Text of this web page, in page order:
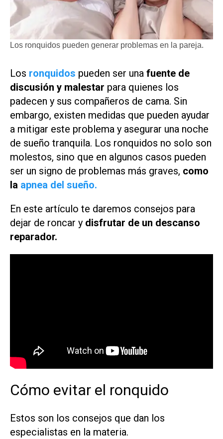
Los ronquidos pueden generar problemas en la pareja.
Los ronquidos pueden ser una fuente de
discusión y malestar para quienes los
padecen y sus compañeros de cama. Sin
embargo, existen medidas que pueden ayudar
a mitigar este problema y asegurar una noche
de sueño tranquila. Los ronquidos no solo son
molestos, sino que en algunos casos pueden
ser un signo de problemas más graves, como
la apnea del sueño.
En este artículo te daremos consejos para
dejar de roncar y disfrutar de un descanso
reparador.
Cómo evitar el ronquido
Estos son los consejos que dan los
especialistas en la materia.